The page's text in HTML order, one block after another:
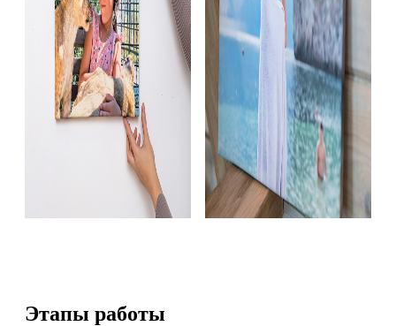
Этапы работы